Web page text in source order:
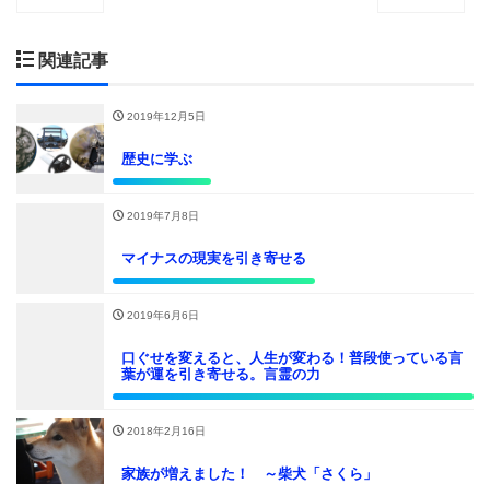
関連記事
2019年12月5日
歴史に学ぶ
2019年7月8日
マイナスの現実を引き寄せる
2019年6月6日
口ぐせを変えると、人生が変わる！普段使っている言
葉が運を引き寄せる。言霊の力
2018年2月16日
家族が増えました！ ～柴犬「さくら」